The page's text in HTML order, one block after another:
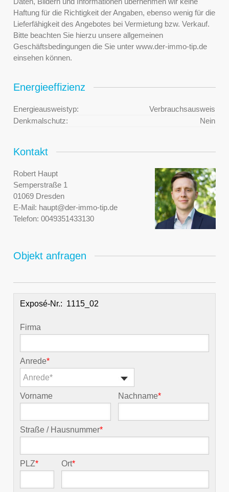
Haftung für die Richtigkeit der Angaben, ebenso wenig für die
Lieferfähigkeit des Angebotes bei Vermietung bzw. Verkauf.
Bitte beachten Sie hierzu unsere allgemeinen
Geschäftsbedingungen die Sie unter www.der-immo-tip.de
einsehen können.
Energieeffizienz
Energieausweistyp:
Verbrauchsausweis
Denkmalschutz:
Nein
Kontakt
Robert Haupt
Semperstraße 1
01069 Dresden
E-Mail: haupt@der-immo-tip.de
Telefon: 0049351433130
Objekt anfragen
Exposé-Nr.:
Firma
Anrede*
Anrede*
Vorname Nachname*
Straße / Hausnummer*
PLZ* Ort*